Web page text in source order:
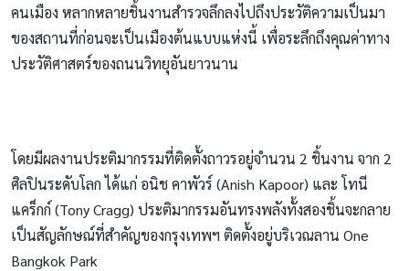
คนเมือง หลากหลายชิ้นงานสำรวจลึกลงไปถึงประวัติความเป็นมา
ของสถานที่ก่อนจะเป็นเมืองต้นแบบแห่งนี้ เพื่อระลึกถึงคุณค่าทาง
ประวัติศาสตร์ของถนนวิทยุอันยาวนาน
โดยมีผลงานประติมากรรมที่ติดตั้งถาวรอยู่จำนวน 2 ชิ้นงาน จาก 2
ศิลปินระดับโลก ได้แก่ อนิช คาพัวร์ (Anish Kapoor) และ โทนี
แคร็กก์ (Tony Cragg) ประติมากรรมอันทรงพลังทั้งสองชิ้นจะกลาย
เป็นสัญลักษณ์ที่สำคัญของกรุงเทพฯ ติดตั้งอยู่บริเวณลาน One
Bangkok Park